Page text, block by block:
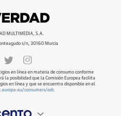
MULTIMEDIA, S.A.
s/n, 30160 Murcia
en línea en materia de consumo conforme
la posibilidad que la Comisión Europea facilita
en línea y que se encuentra disponible en el
consumers/odr.